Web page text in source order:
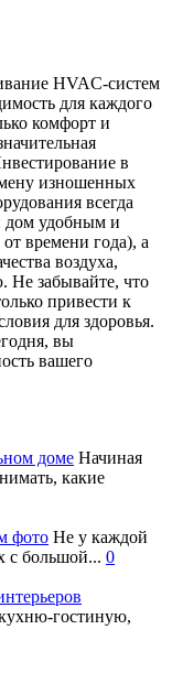
HVAC-систем
для каждого
комфорт и
в
изношенных
всегда
дом удобным и
времени года), а
воздуха,
Не забывайте, что
привести к
для здоровья.
вы
вашего
доме Начиная
какие
фото Не у каждой
с большой... 0
гостиную,